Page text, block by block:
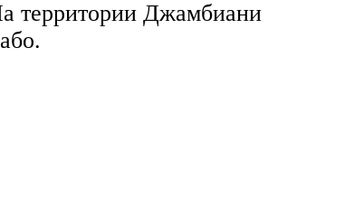
территории Джамбиани